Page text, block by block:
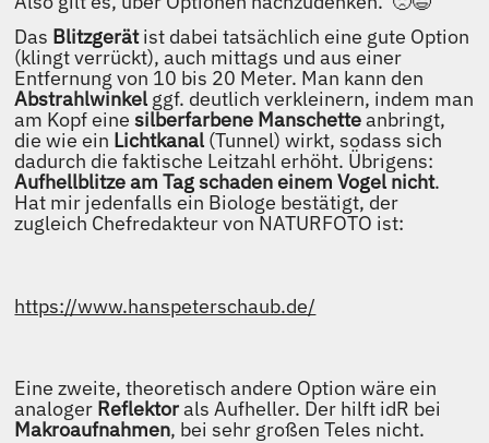
Das Blitzgerätist dabei tatsächlich eine gute Option
(klingt verrückt), auch mittags und aus einer
Entfernung von 10 bis 20 Meter. Man kann den
Abstrahlwinkel ggf. deutlich verkleinern, indem man
am Kopf einesilberfarbene Manschetteanbringt,
die wie ein Lichtkanal (Tunnel) wirkt, sodass sich
dadurch die faktische Leitzahl erhöht. Übrigens:
Aufhellblitze am Tag schaden einem Vogel nicht.
Hat mir jedenfalls ein Biologe bestätigt, der
zugleich Chefredakteur von NATURFOTO ist:
https://www.hanspeterschaub.de/
Eine zweite, theoretisch andere Option wäre ein
analoger Reflektorals Aufheller. Der hilft idR bei
Makroaufnahmen, bei sehr großen Teles nicht.